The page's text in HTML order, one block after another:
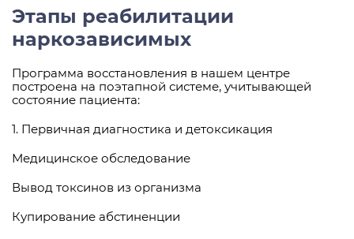
Этапы реабилитации
наркозависимых
Программа восстановления в нашем центре
построена на поэтапной системе, учитывающей
состояние пациента:
1. Первичная диагностика и детоксикация
Медицинское обследование
Вывод токсинов из организма
Купирование абстиненции